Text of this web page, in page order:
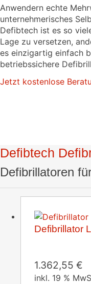
Anwendern echte
unternehmerisches
Defibtech ist es so
Lage zu versetzen,
es einzigartig einfach
betriebssichere
Jetzt kostenlose
Defibtech
Defibrillatoren
Defibrillator
1.362,55 €
inkl. 19 %